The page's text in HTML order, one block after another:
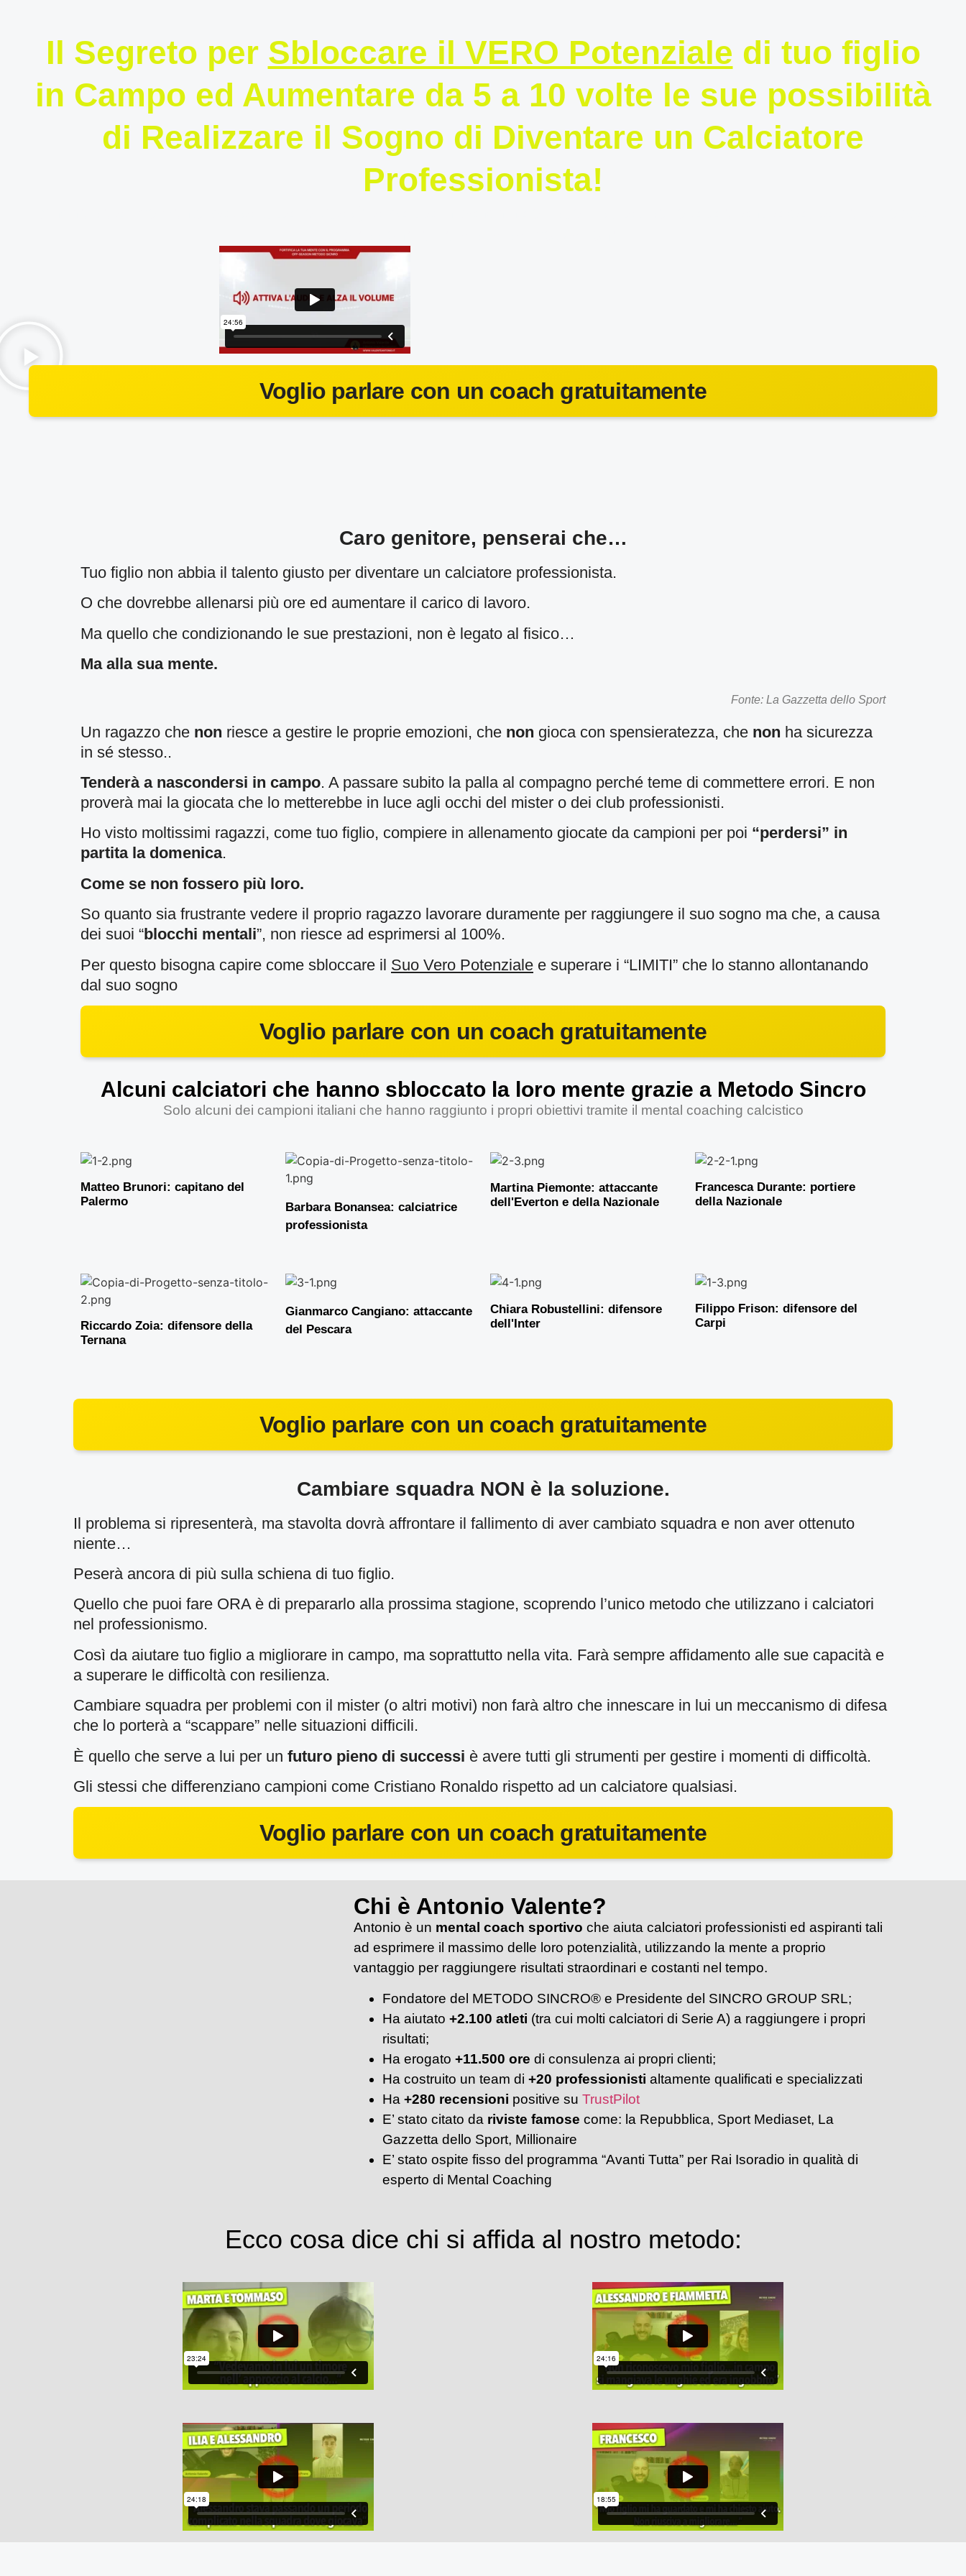
Il Segreto per Sbloccare il VERO Potenziale di tuo figlio
in Campo ed Aumentare da 5 a 10 volte le sue possibilità
di Realizzare il Sogno di Diventare un Calciatore
Professionista!
Voglio parlare con un coach gratuitamente
Caro genitore, penserai che…
Tuo figlio non abbia il talento giusto per diventare un calciatore professionista.
O che dovrebbe allenarsi più ore ed aumentare il carico di lavoro.
Ma quello che condizionando le sue prestazioni, non è legato al fisico…
Ma alla sua mente.
Fonte: La Gazzetta dello Sport
Un ragazzo che non riesce a gestire le proprie emozioni, che non gioca con spensieratezza, che non ha sicurezza
in sé stesso..
Tenderà a nascondersi in campo. A passare subito la palla al compagno perché teme di commettere errori. E non
proverà mai la giocata che lo metterebbe in luce agli occhi del mister o dei club professionisti.
Ho visto moltissimi ragazzi, come tuo figlio, compiere in allenamento giocate da campioni per poi “perdersi” in
partita la domenica.
Come se non fossero più loro.
So quanto sia frustrante vedere il proprio ragazzo lavorare duramente per raggiungere il suo sogno ma che, a causa
dei suoi “blocchi mentali”, non riesce ad esprimersi al 100%.
Per questo bisogna capire come sbloccare il Suo Vero Potenziale e superare i “LIMITI” che lo stanno allontanando
dal suo sogno
Voglio parlare con un coach gratuitamente
Alcuni calciatori che hanno sbloccato la loro mente grazie a Metodo Sincro
Solo alcuni dei campioni italiani che hanno raggiunto i propri obiettivi tramite il mental coaching calcistico
Matteo Brunori: capitano del
Palermo
Barbara Bonansea: calciatrice
professionista
Martina Piemonte: attaccante
dell'Everton e della Nazionale
Francesca Durante: portiere
della Nazionale
Riccardo Zoia: difensore della
Ternana
Gianmarco Cangiano: attaccante
del Pescara
Chiara Robustellini: difensore
dell'Inter
Filippo Frison: difensore del
Carpi
Voglio parlare con un coach gratuitamente
Cambiare squadra NON è la soluzione.
Il problema si ripresenterà, ma stavolta dovrà affrontare il fallimento di aver cambiato squadra e non aver ottenuto
niente…
Peserà ancora di più sulla schiena di tuo figlio.
Quello che puoi fare ORA è di prepararlo alla prossima stagione, scoprendo l’unico metodo che utilizzano i calciatori
nel professionismo.
Così da aiutare tuo figlio a migliorare in campo, ma soprattutto nella vita. Farà sempre affidamento alle sue capacità e
a superare le difficoltà con resilienza.
Cambiare squadra per problemi con il mister (o altri motivi) non farà altro che innescare in lui un meccanismo di difesa
che lo porterà a “scappare” nelle situazioni difficili.
È quello che serve a lui per un futuro pieno di successi è avere tutti gli strumenti per gestire i momenti di difficoltà.
Gli stessi che differenziano campioni come Cristiano Ronaldo rispetto ad un calciatore qualsiasi.
Voglio parlare con un coach gratuitamente
Chi è Antonio Valente?
Antonio è un mental coach sportivo che aiuta calciatori professionisti ed aspiranti tali
ad esprimere il massimo delle loro potenzialità, utilizzando la mente a proprio
vantaggio per raggiungere risultati straordinari e costanti nel tempo.
Fondatore del METODO SINCRO® e Presidente del SINCRO GROUP SRL;
Ha aiutato +2.100 atleti (tra cui molti calciatori di Serie A) a raggiungere i propri
risultati;
Ha erogato +11.500 ore di consulenza ai propri clienti;
Ha costruito un team di +20 professionisti altamente qualificati e specializzati
Ha +280 recensioni positive su TrustPilot
E’ stato citato da riviste famose come: la Repubblica, Sport Mediaset, La
Gazzetta dello Sport, Millionaire
E’ stato ospite fisso del programma “Avanti Tutta” per Rai Isoradio in qualità di
esperto di Mental Coaching
Ecco cosa dice chi si affida al nostro metodo: